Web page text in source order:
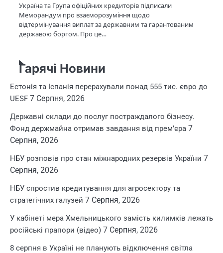
Україна та Група офіційних кредиторів підписали
Меморандум про взаєморозуміння щодо
відтермінування виплат за державним та гарантованим
державою боргом. Про це…
Гарячі Новини
Естонія та Іспанія перерахували понад 555 тис. євро до
UESF 7 Серпня, 2026
Державні склади до послуг постраждалого бізнесу.
Фонд держмайна отримав завдання від прем’єра 7
Серпня, 2026
НБУ розповів про стан міжнародних резервів України 7
Серпня, 2026
НБУ спростив кредитування для агросектору та
стратегічних галузей 7 Серпня, 2026
У кабінеті мера Хмельницького замість килимків лежать
російські прапори (відео) 7 Серпня, 2026
8 серпня в Україні не планують відключення світла